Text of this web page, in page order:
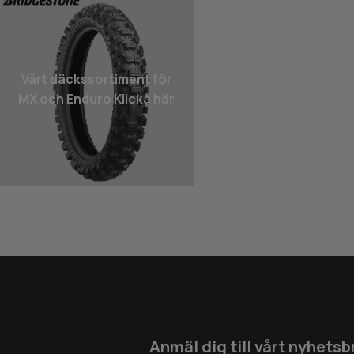
Vårt däcks­sortiment för
MX och Enduro Klicka här
Anmäl dig till vårt